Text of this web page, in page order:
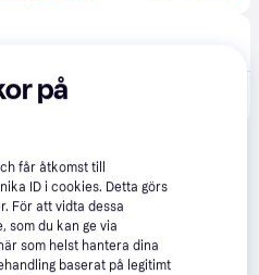
på
får åtkomst till
ID i cookies. Detta görs
För att vidta dessa
som du kan ge via
som helst hantera dina
baserat på legitimt